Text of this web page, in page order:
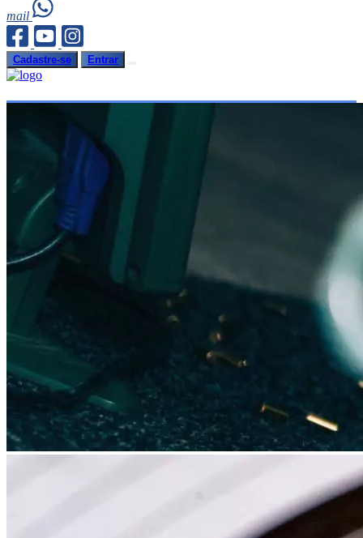
mail
Cadastre-se Entrar